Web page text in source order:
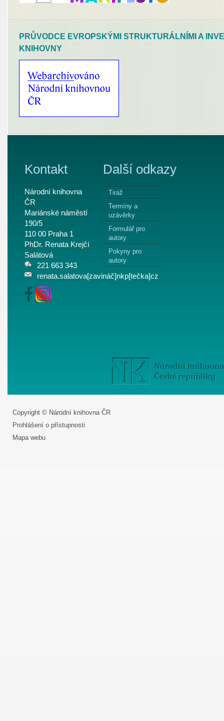
PRŮVODCE EVROPSKÝMI STRUKTURÁLNÍMI A
KNIHOVNY
Kontakt
Národní knihovna
ČR
Mariánské náměstí
190/5
110 00 Praha 1
PhDr. Renata Krejčí
Salátová
221 663 343
renata.salatova[zavináč]nkp[tečka]cz
Další odkazy
Tiráž
Termíny a
uzávěrky
Formulář pro
autory
Pokyny pro
autory
Copyright © Národní knihovna ČR
Prohlášení o přístupnosti
Mapa webu